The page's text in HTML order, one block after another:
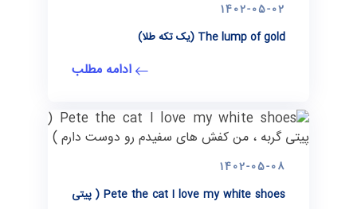
1402-05-02
The lump of gold (یک تکه طلا)
ادامه مطلب
1402-05-08
Pete the cat I love my white shoes ( پیتی